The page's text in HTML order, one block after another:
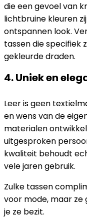
die een gevoel van
lichtbruine kleuren
ontspannen look.
tassen die specifiek
gekleurde draden.
4. Uniek en
Leer is geen
en wens van de
materialen
uitgesproken
kwaliteit behoudt
vele jaren gebruik.
Zulke tassen
voor mode, maar ze
je ze bezit.